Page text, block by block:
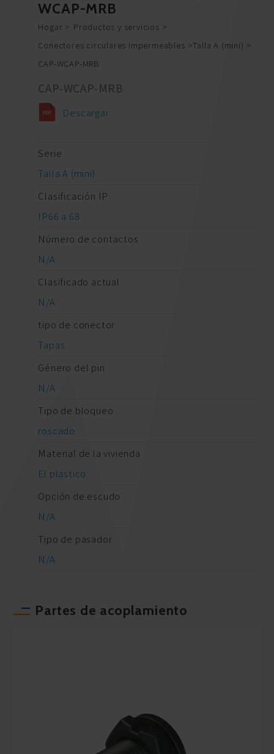
WCAP-MRB
Hogar
Productos y servicios
Conectores circulares impermeables
Talla A (mini)
CAP-WCAP-MRB
CAP-WCAP-MRB
Descargar
Serie
Talla A (mini)
Clasificación IP
IP66 a 68
Número de contactos
N/A
Clasificado actual
N/A
tipo de conector
Tapas
Género del pin
N/A
Tipo de bloqueo
roscado
Material de la vivienda
El plastico
Opción de escudo
N/A
Tipo de pasador
N/A
Partes de acoplamiento